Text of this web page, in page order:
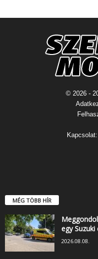
© 2026 -
Kapcsolat:
MÉG TÖBB HÍR
egy Suzuki
2026.08.08.